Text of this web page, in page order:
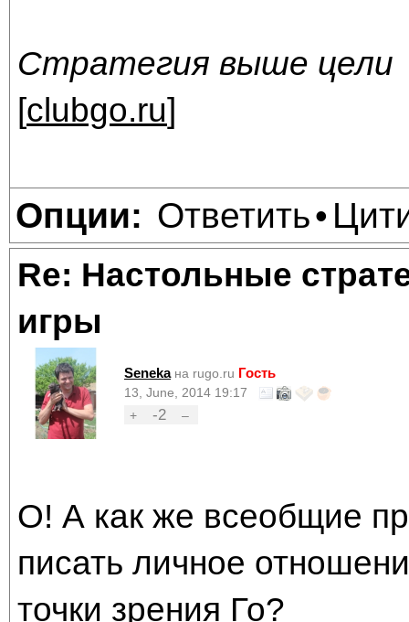
Стратегия выше цели
[clubgo.ru]
Опции: Ответить•
Re: Настольные
игры
Seneka на rugo.ru Гость
13, June, 2014 19:17
+
-2 –
О! А как же всеобщие
писать личное
точки зрения Го?